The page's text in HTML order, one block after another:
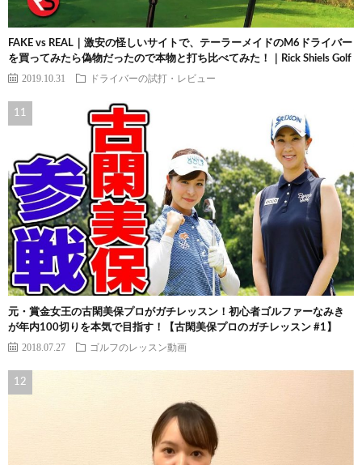
FAKE vs REAL｜激安の怪しいサイトで、テーラーメイドのM6ドライバー
を買ってみたら偽物だったので本物と打ち比べてみた！｜Rick Shiels Golf
2019.10.31 ドライバーの試打・レビュー
元・賞金女王の古閑美保プロがガチレッスン！初心者ゴルファーなみき
が年内100切りを本気で目指す！【古閑美保プロのガチレッスン #1】
2018.07.27 ゴルフのレッスン動画